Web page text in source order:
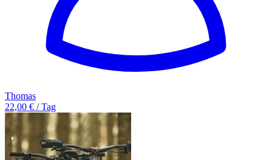
Thomas
22,00 € / Tag